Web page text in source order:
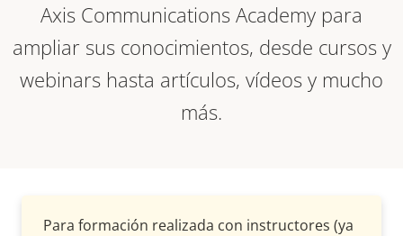
Axis Communications Academy para
ampliar sus conocimientos, desde cursos y
webinars hasta artículos, vídeos y mucho
más.
Para formación realizada con instructores (ya